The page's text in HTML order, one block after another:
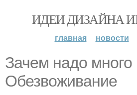
ИДЕИ ДИЗАЙНА
главная новости
Зачем надо много
Обезвоживание